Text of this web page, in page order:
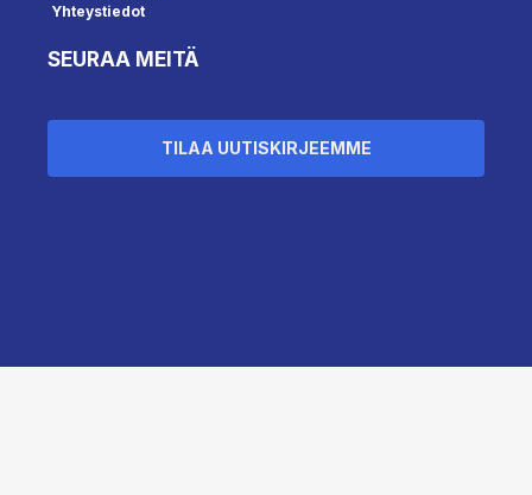
Yhteystiedot
SEURAA MEITÄ
TILAA UUTISKIRJEEMME